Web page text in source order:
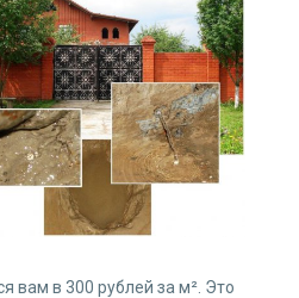
вам в 300 рублей за м². Это